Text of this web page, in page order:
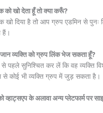
खो देता हूँ तो क्या करूँ?
दिया है तो आप ग्रुप एडमिन से पुनः
हैं।
व्यक्ति को ग्रुप लिंक भेज सकता हूँ?
पहले सुनिश्चित कर लें कि वह व्यक्ति
से कोई भी व्यक्ति ग्रुप में जुड़ सकता है।
के अलावा अन्य प्लेटफार्म पर